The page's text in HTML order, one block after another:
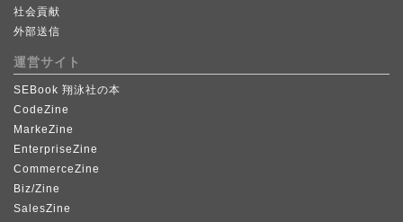
社会貢献
外部送信
運営サイト
SEBook 翔泳社の本
CodeZine
MarkeZine
EnterpriseZine
CommerceZine
Biz/Zine
SalesZine